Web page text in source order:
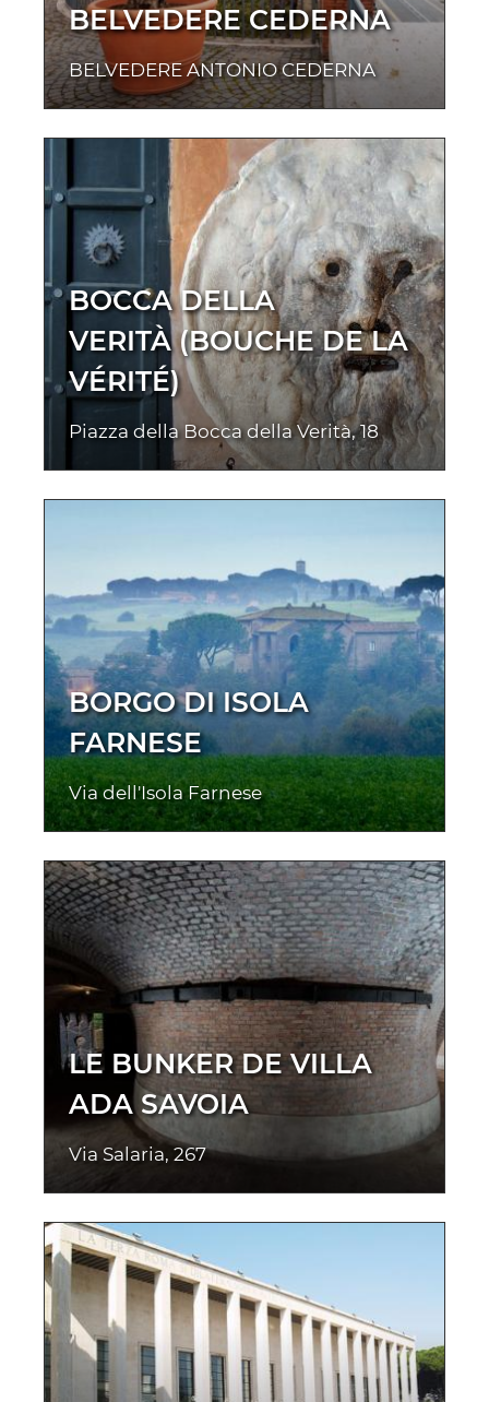
BELVEDERE CEDERNA
BELVEDERE ANTONIO CEDERNA
BOCCA DELLA
VERITÀ (BOUCHE DE LA
VÉRITÉ)
Piazza della Bocca della Verità, 18
BORGO DI ISOLA
FARNESE
Via dell'Isola Farnese
LE BUNKER DE VILLA
ADA SAVOIA
Via Salaria, 267